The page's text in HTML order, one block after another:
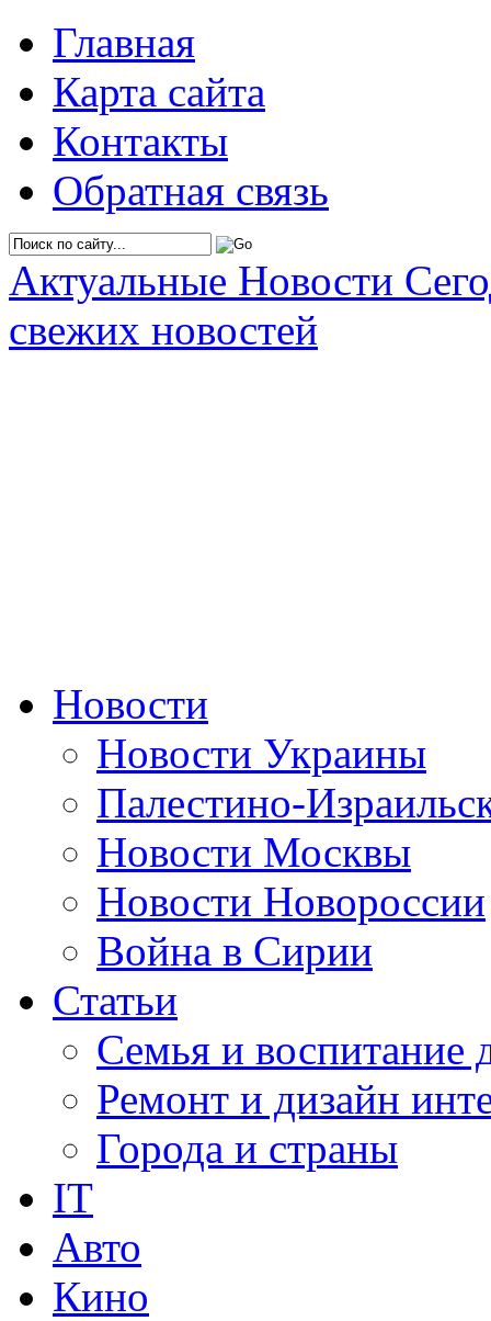
Главная
Карта сайта
Контакты
Обратная связь
Актуальные Новости
свежих новостей
Новости
Новости Украины
Палестино-
Новости Москвы
Новости Новороссии
Война в Сирии
Статьи
Семья и воспитание
Ремонт и дизайн
Города и страны
IT
Авто
Кино